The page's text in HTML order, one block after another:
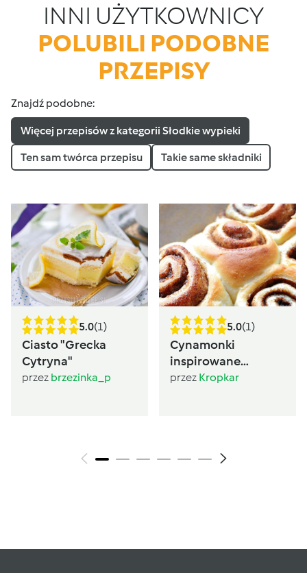
INNI UŻYTKOWNICY
POLUBILI PODOBNE
PRZEPISY
Znajdź podobne:
Więcej przepisów z kategorii Słodkie wypieki
Ten sam twórca przepisu Takie same składniki
5.0(1)
Ciasto "Grecka
Cytryna"
przez brzezinka_p
5.0(1)
Cynamonki
inspirowane
Sugarlady
przez Kropkar